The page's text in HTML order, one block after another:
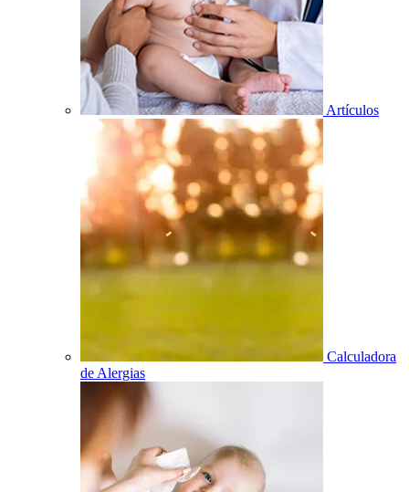
Artículos
Calculadora
de Alergias